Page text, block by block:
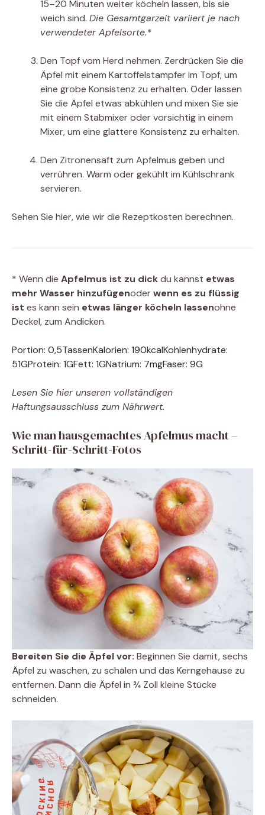
15–20 Minuten weiter köcheln lassen, bis sie
weich sind. Die Gesamtgarzeit variiert je nach
verwendeter Apfelsorte.*
Den Topf vom Herd nehmen. Zerdrücken Sie die
Äpfel mit einem Kartoffelstampfer im Topf, um
eine grobe Konsistenz zu erhalten. Oder lassen
Sie die Äpfel etwas abkühlen und mixen Sie sie
mit einem Stabmixer oder vorsichtig in einem
Mixer, um eine glattere Konsistenz zu erhalten.
Den Zitronensaft zum Apfelmus geben und
verrühren. Warm oder gekühlt im Kühlschrank
servieren.
Sehen Sie hier, wie wir die Rezeptkosten berechnen.
* Wenn die Apfelmus ist zu dickdu kannst etwas
mehr Wasser hinzufügenoderwenn es zu flüssig
ist es kann sein etwas länger köcheln lassenohne
Deckel, zum Andicken.
Portion: 0,5TassenKalorien: 190kcalKohlenhydrate:
51GProtein: 1GFett: 1GNatrium: 7mgFaser: 9G
Lesen Sie hier unseren vollständigen
Haftungsausschluss zum Nährwert.
Wie man hausgemachtes Apfelmus macht –
Schritt-für-Schritt-Fotos
Bereiten Sie die Äpfel vor: Beginnen Sie damit, sechs
Äpfel zu waschen, zu schälen und das Kerngehäuse zu
entfernen. Dann die Äpfel in ¾ Zoll kleine Stücke
schneiden.